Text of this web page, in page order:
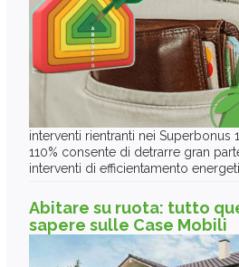
interventi rientranti nei Superbonus
110% consente di detrarre gran
interventi di efficientamento
Abitare su ruota: tutto
sapere sulle Case Mobili